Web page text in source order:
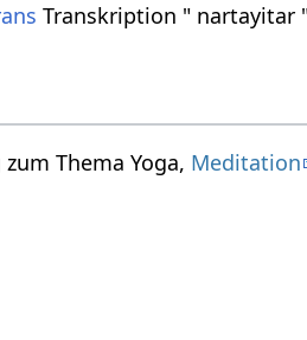
Transkription " nartayitar
Thema Yoga, Meditation